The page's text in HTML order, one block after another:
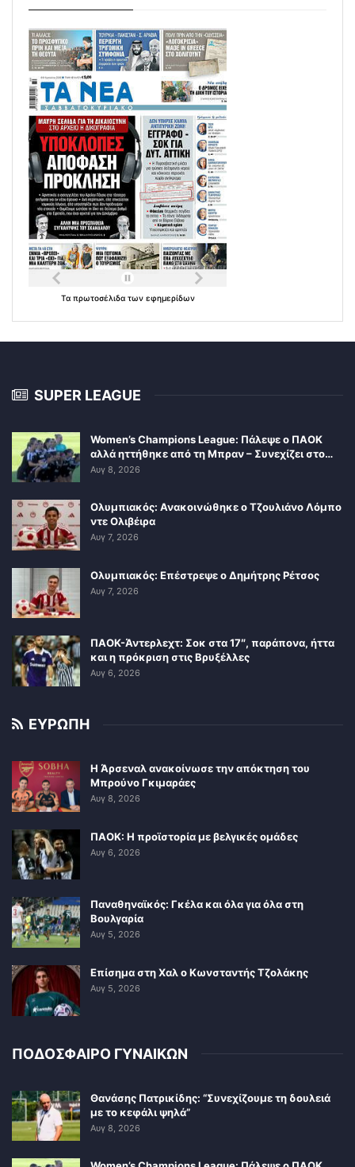
Τα πρωτοσέλιδα των εφημερίδων
SUPER LEAGUE
Women’s Champions League: Πάλεψε ο ΠΑΟΚ
αλλά ηττήθηκε από τη Μπραν – Συνεχίζει στο…
Αυγ 8, 2026
Ολυμπιακός: Ανακοινώθηκε ο Τζουλιάνο Λόμπο
ντε Ολιβέιρα
Αυγ 7, 2026
Ολυμπιακός: Επέστρεψε ο Δημήτρης Ρέτσος
Αυγ 7, 2026
ΠΑΟΚ-Άντερλεχτ: Σοκ στα 17″, παράπονα, ήττα
και η πρόκριση στις Βρυξέλλες
Αυγ 6, 2026
ΕΥΡΩΠΗ
Η Άρσεναλ ανακοίνωσε την απόκτηση του
Μπρούνο Γκιμαράες
Αυγ 8, 2026
ΠΑΟΚ: Η προϊστορία με βελγικές ομάδες
Αυγ 6, 2026
Παναθηναϊκός: Γκέλα και όλα για όλα στη
Βουλγαρία
Αυγ 5, 2026
Επίσημα στη Χαλ ο Κωνσταντής Τζολάκης
Αυγ 5, 2026
ΠΟΔΟΣΦΑΙΡΟ ΓΥΝΑΙΚΩΝ
Θανάσης Πατρικίδης: “Συνεχίζουμε τη δουλειά
με το κεφάλι ψηλά”
Αυγ 8, 2026